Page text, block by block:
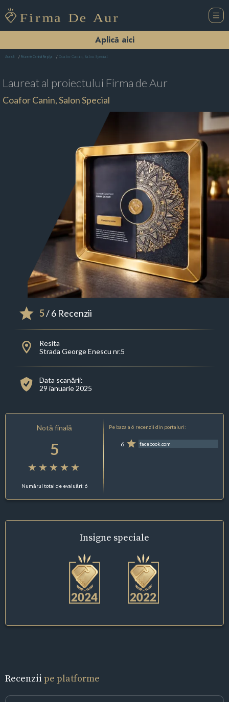
Aplică aici
Acasă Frizerie Canină Reşiţa Coafor Canin, Salon Special
Laureat al proiectului Firma de Aur
Coafor Canin, Salon Special
5/ 6 Recenzii
Resita
Strada George Enescu nr.5
Data scanării:
29 ianuarie 2025
Notă finală
5
Numărul total de evaluări: 6
Pe baza a 6 recenzii din portaluri:
6 facebook.com
Insigne speciale
Recenzii pe platforme